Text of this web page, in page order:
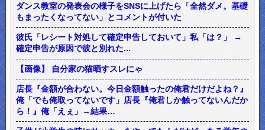
ダンス教室の発表会の様子をSNSに上げたら「全然ダメ。基礎
もまったくなってない」とコメントが付いた
彼氏「レシート対処して確定申告しておいて」私「は？」 →
確定申告が原因で彼と別れた...
【画像】 自分家の猫晒すスレにゃ
店長『金額が合わない。今日金額触ったの俺君だけだよね？』
俺「でも俺取ってないです」店長『俺君しか触ってないんだか
ら！』俺「えぇ」→結果…